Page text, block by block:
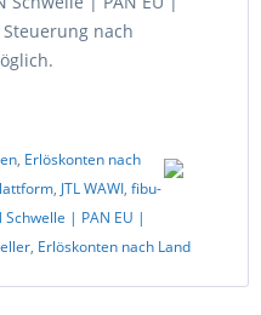
nach
, Erlöskonten nach
, JTL WAWI, fibu-
Schwelle | PAN EU |
, Erlöskonten nach Land